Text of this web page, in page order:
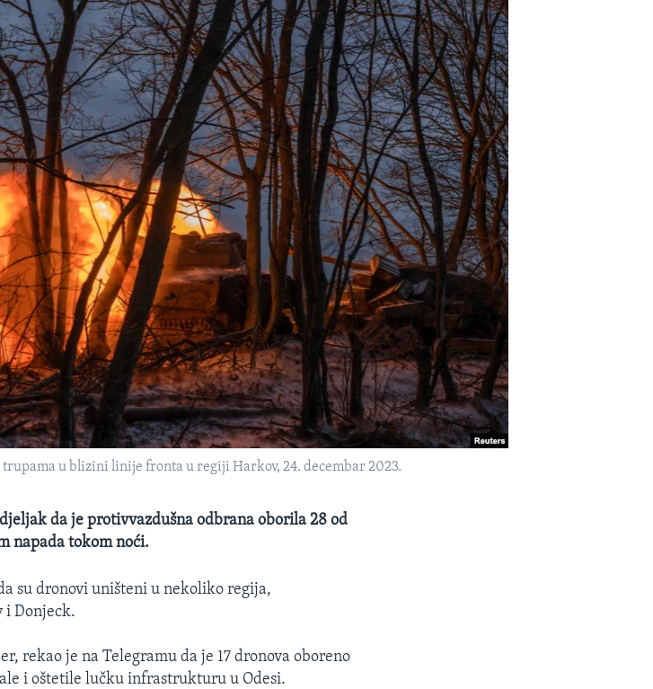
u blizini linije fronta u regiji Harkov, 24. decembar 2023.
da je protivvazdušna odbrana oborila 28 od
napada tokom noći.
su dronovi uništeni u nekoliko regija,
i Donjeck.
rekao je na Telegramu da je 17 dronova oboreno
i oštetile lučku infrastrukturu u Odesi.